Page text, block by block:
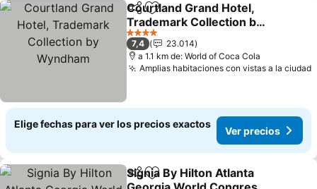
CompartirAgregar a favoritos
Courtland Grand Hotel,
Trademark Collection by
Wyndham
4 Estrellas
7,4
23.014
a 1.1 km de: World of Coca Cola
Amplias habitaciones con vistas a la ciudad
Elige fechas para ver los precios exactos
Ver precios
CompartirAgregar a favoritos
Signia By Hilton Atlanta